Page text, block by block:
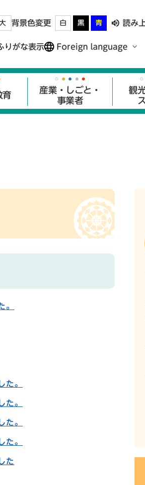
背景色変更 白 黒 青 読み
りがな表示 Foreign language
育
産業・しごと・
事業者
観
。
た。
た。
た。
た。
た